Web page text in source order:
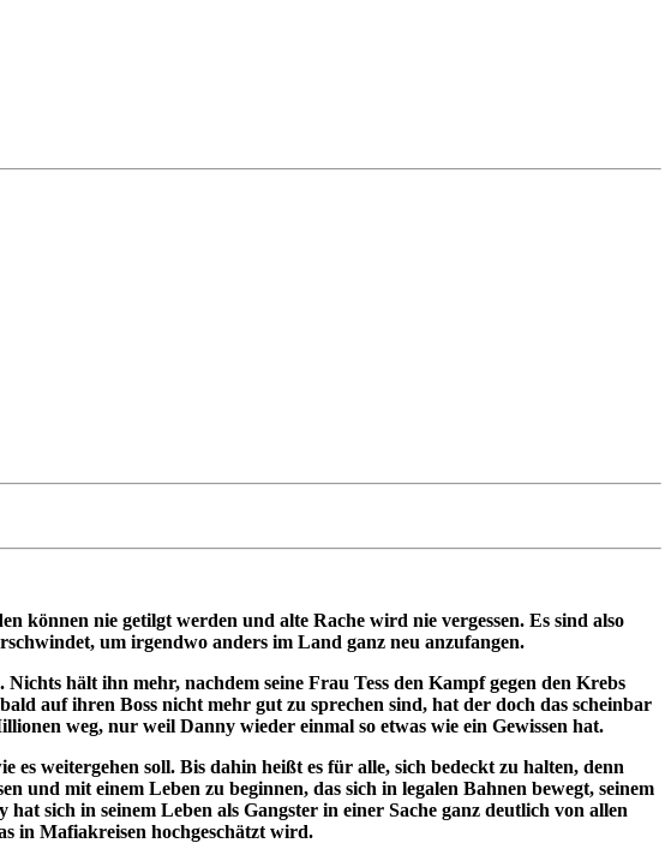
können nie getilgt werden und alte Rache wird nie vergessen. Es sind also
um irgendwo anders im Land ganz neu anzufangen.
hält ihn mehr, nachdem seine Frau Tess den Kampf gegen den Krebs
auf ihren Boss nicht mehr gut zu sprechen sind, hat der doch das scheinbar
weg, nur weil Danny wieder einmal so etwas wie ein Gewissen hat.
weitergehen soll. Bis dahin heißt es für alle, sich bedeckt zu halten, denn
und mit einem Leben zu beginnen, das sich in legalen Bahnen bewegt, seinem
sich in seinem Leben als Gangster in einer Sache ganz deutlich von allen
in Mafiakreisen hochgeschätzt wird.